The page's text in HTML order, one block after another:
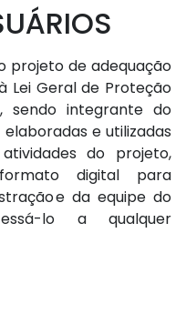
projeto de adequação
Lei Geral de Proteção
sendo integrante do
e utilizadas
do projeto,
digital para
e da equipe do
lo a qualquer